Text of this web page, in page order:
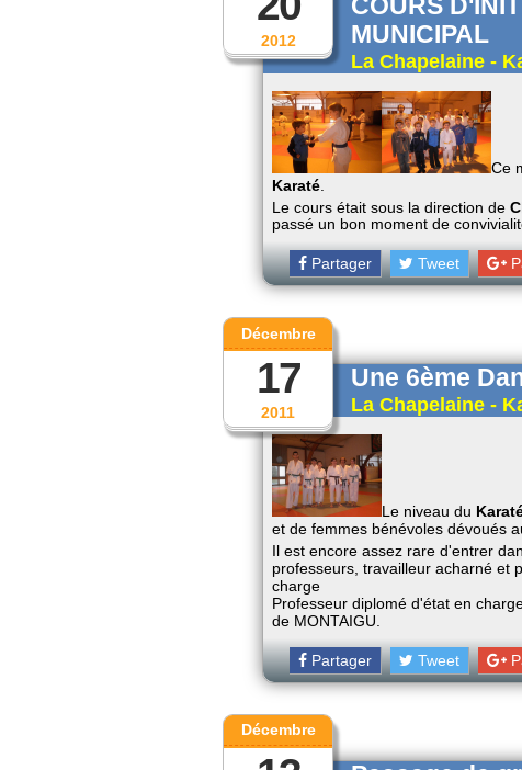
2012
COURS
MUNICIPAL
La Chapelaine -
Ce
Karaté.
Le cours était sous la direction de
passé un bon moment de
Partager Tweet
2011
Décembre
17 Une 6ème
La Chapelaine -
Le niveau du
et de femmes bénévoles dévoués
Il est encore assez rare d'entrer
professeurs, travailleur acharné et
charge
Professeur diplomé d'état en
de MONTAIGU.
Partager Tweet
Décembre